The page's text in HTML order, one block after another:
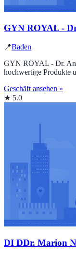
GYN ROYAL -
📍Baden
GYN ROYAL - Dr.
hochwertige Produkte
Geschäft ansehen »
★ 5.0
DI DDr. Marion